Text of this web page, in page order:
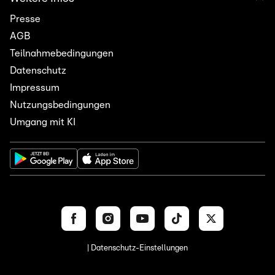
Presse
AGB
Teilnahmebedingungen
Datenschutz
Impressum
Nutzungsbedingungen
Umgang mit KI
| Datenschutz-Einstellungen